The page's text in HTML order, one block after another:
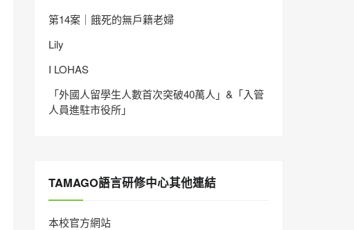
第14案｜餓死的無戶籍老婦
Lily
I LOHAS
「外國人留學生人數首次突破40萬人」&「入管
人員進駐市役所」
TAMAGO語言研修中心其他連結
本校官方網站